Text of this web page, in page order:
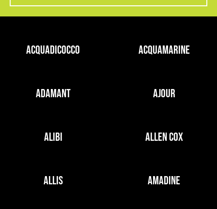
ACQUADICOCCO ACQUAMARINE
ADAMANT AJOUR
ALIBI ALLEN COX
ALLIS AMADINE